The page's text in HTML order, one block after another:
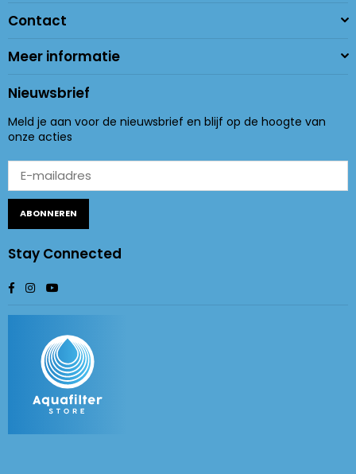
Contact
Meer informatie
Nieuwsbrief
Meld je aan voor de nieuwsbrief en blijf op de hoogte van
onze acties
ABONNEREN
Stay Connected
Facebook
Instagram